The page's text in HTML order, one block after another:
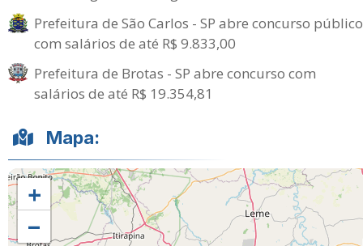
Prefeitura de São Carlos - SP abre concurso público
com salários de até R$ 9.833,00
Prefeitura de Brotas - SP abre concurso com
salários de até R$ 19.354,81
Mapa:
+
−